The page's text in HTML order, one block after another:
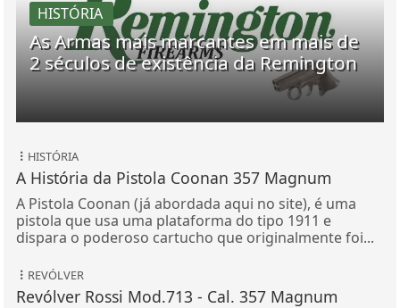
HISTÓRIA
As Armas mais marcantes em mais de
2 séculos de existência da Remington
HISTÓRIA
A História da Pistola Coonan 357 Magnum
A Pistola Coonan (já abordada aqui no site), é uma
pistola que usa uma plataforma do tipo 1911 e
dispara o poderoso cartucho que originalmente foi...
REVÓLVER
Revólver Rossi Mod.713 - Cal. 357 Magnum